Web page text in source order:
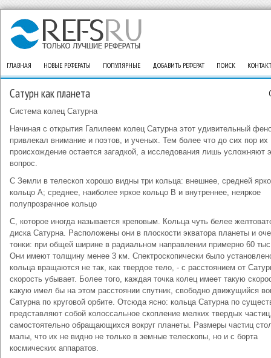
ГЛАВНАЯ НОВЫЕ РЕФЕРАТЫ ПОПУЛЯРНЫЕ ДОБАВИТЬ РЕФЕРАТ ПОИСК
Сатурн как планета
Система колец Сатурна
Начиная с открытия Галилеем колец Сатурна этот удивительный
привлекал внимание и поэтов, и ученых. Тем более что до сих пор их
происхождение остается загадкой, а исследования лишь усложняют
вопрос.
С Земли в телескоп хорошо видны три кольца: внешнее, средней
кольцо А; среднее, наиболее яркое кольцо В и внутреннее, неяркое
полупрозрачное кольцо
С, которое иногда называется креповым. Кольца чуть белее
диска Сатурна. Расположены они в плоскости экватора планеты и
тонки: при общей ширине в радиальном направлении примерно 60
Они имеют толщину менее 3 км. Спектроскопически было
кольца вращаются не так, как твердое тело, - с расстоянием от
скорость убывает. Более того, каждая точка колец имеет такую
какую имел бы на этом расстоянии спутник, свободно движущийся
Сатурна по круговой орбите. Отсюда ясно: кольца Сатурна по
представляют собой колоссальное скопление мелких твердых
самостоятельно обращающихся вокруг планеты. Размеры частиц
малы, что их не видно не только в земные телескопы, но и с борта
космических аппаратов.